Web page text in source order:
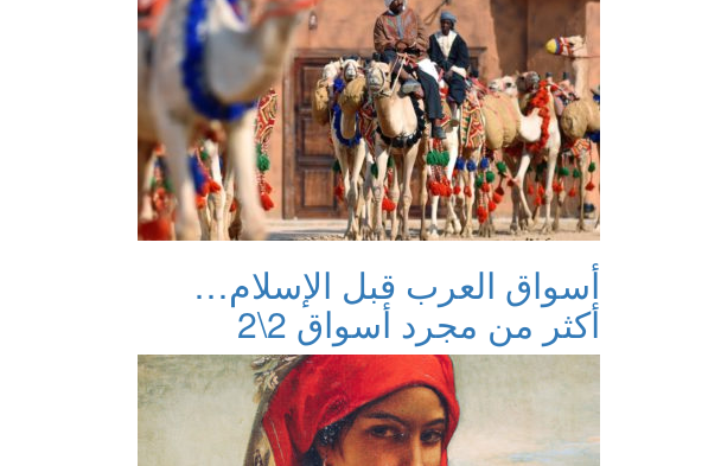
أسواق العرب قبل الإسلام…
أكثر من مجرد أسواق 2\2